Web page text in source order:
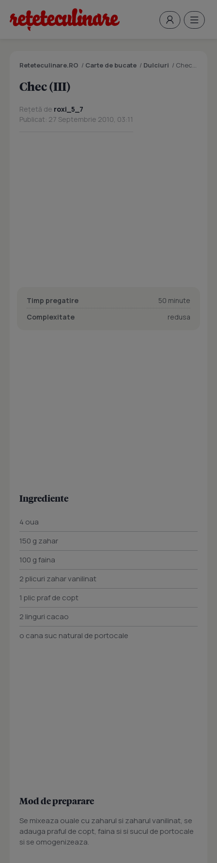
Reteteculinare.RO / Carte de bucate / Dulciuri / Chec (III)
Chec (III)
Rețetă de roxi_5_7
Publicat: 27 Septembrie 2010, 03:11
Timp pregatire
50 minute
Complexitate
redusa
Ingrediente
4 oua
150 g zahar
100 g faina
2 plicuri zahar vanilinat
1 plic praf de copt
2 linguri cacao
o cana suc natural de portocale
Mod de preparare
Se mixeaza ouale cu zaharul si zaharul vanilinat, se
adauga praful de copt, faina si si sucul de portocale
si se omogenizeaza.